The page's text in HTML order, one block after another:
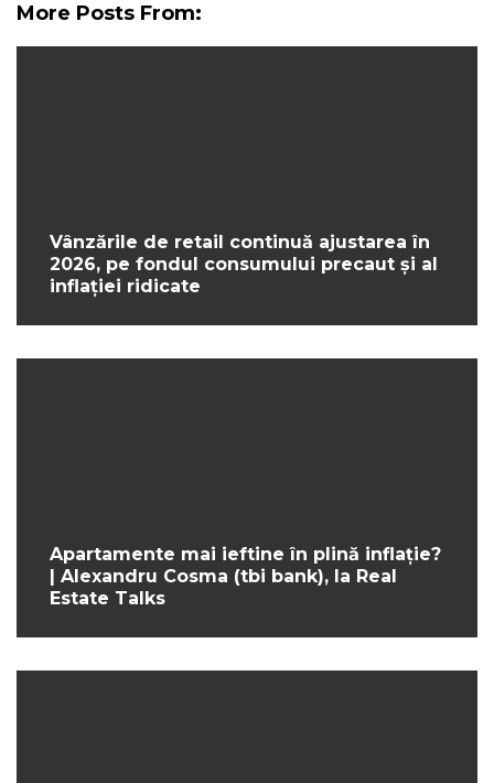
More Posts From:
Vânzările de retail continuă ajustarea în
2026, pe fondul consumului precaut și al
inflației ridicate
Apartamente mai ieftine în plină inflație?
| Alexandru Cosma (tbi bank), la Real
Estate Talks